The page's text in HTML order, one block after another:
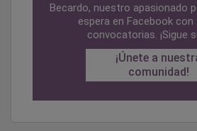
Becardo, nuestro apasionado
espera en Facebook
convocatorias. ¡Sigue
¡Únete a
comunidad!